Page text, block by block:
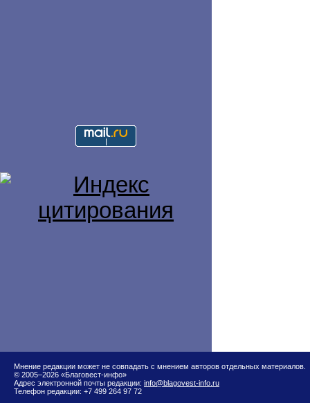
Мнение редакции может не совпадать с мнением авторов отдельных материалов.
© 2005–2026 «Благовест-инфо»
Адрес электронной почты редакции: info@blagovest-info.ru
Телефон редакции: +7 499 264 97 72